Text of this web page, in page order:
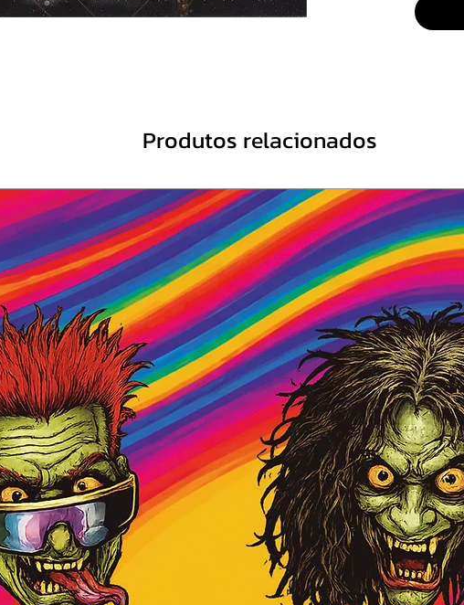
6. The
Bonus
14-
15-
Produtos relacionados